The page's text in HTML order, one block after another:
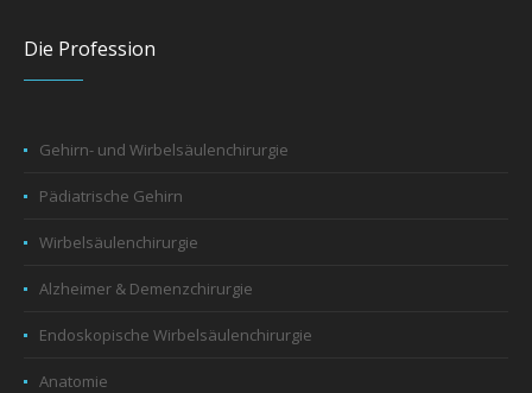
Die Profession
Gehirn- und Wirbelsäulenchirurgie
Pädiatrische Gehirn
Wirbelsäulenchirurgie
Alzheimer & Demenzchirurgie
Endoskopische Wirbelsäulenchirurgie
Anatomie